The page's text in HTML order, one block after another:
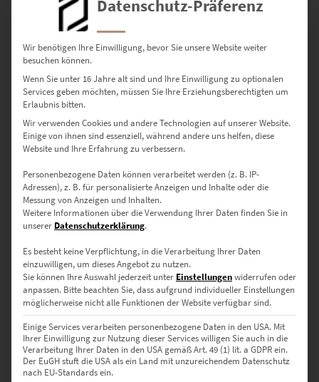
Tiefenwirkung
– Klassisch, warm & kunstvoll mit natürlicher Textur
– Seidenmatt & flexibel für kreative Rahmungen
Erhältliche Größen – von dezent bis
eindrucksvoll
▪ 30 × 20 cm – Für kleine Flächen & Bilderwände
▪ 45 × 30 cm – Perfekt für Flure & Küchen
▪ 75 × 50 cm – Beliebt über Konsolen oder Sideboards
▪ 90 × 60 cm – Ideal für zentrale Wände
▪ 120 × 80 cm – Ein Hingucker im Wohnzimmer oder der Praxis
▪ 135 × 90 cm – Ausdrucksstarke Galeriegröße
🔹 Noch größer gewünscht? Nutze einfach unser
Kontaktformular
für Sonderformate – wir helfen dir gerne weiter.
Deine Vorteile auf Hochwertige-
Wandbilder.de
Datenschutz-Präferenz
Wir benötigen Ihre Einwilligung, bevor Sie unsere Website weiter
besuchen können.
Wenn Sie unter 16 Jahre alt sind und Ihre Einwilligung zu optionalen
Services geben möchten, müssen Sie Ihre Erziehungsberechtigten um
Erlaubnis bitten.
Wir verwenden Cookies und andere Technologien auf unserer Website.
Einige von ihnen sind essenziell, während andere uns helfen, diese
Website und Ihre Erfahrung zu verbessern.
Personenbezogene Daten können verarbeitet werden (z. B. IP-
Adressen), z. B. für personalisierte Anzeigen und Inhalte oder die
Messung von Anzeigen und Inhalten.
Weitere Informationen über die Verwendung Ihrer Daten finden Sie in
unserer Datenschutzerklärung.
Es besteht keine Verpflichtung, in die Verarbeitung Ihrer Daten
einzuwilligen, um dieses Angebot zu nutzen.
Sie können Ihre Auswahl jederzeit unter Einstellungenwiderrufen oder
anpassen. Bitte beachten Sie, dass aufgrund individueller Einstellungen
möglicherweise nicht alle Funktionen der Website verfügbar sind.
Einige Services verarbeiten personenbezogene Daten in den USA. Mit
Ihrer Einwilligung zur Nutzung dieser Services willigen Sie auch in die
Verarbeitung Ihrer Daten in den USA gemäß Art. 49 (1) lit. a GDPR ein.
Der EuGH stuft die USA als ein Land mit unzureichendem Datenschutz
nach EU-Standards ein.